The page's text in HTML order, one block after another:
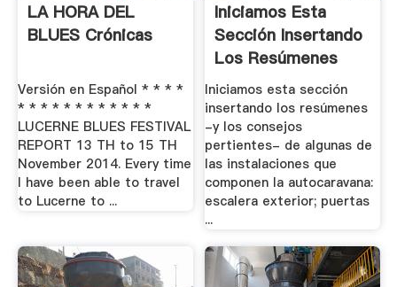
LA HORA DEL
BLUES Crónicas
Versión en Español * * * *
* * * * * * * * * * * *
LUCERNE BLUES FESTIVAL
REPORT 13 TH to 15 TH
November 2014. Every time
I have been able to travel
to Lucerne to ...
Iniciamos Esta
Sección Insertando
Los Resúmenes
Iniciamos esta sección
insertando los resúmenes
-y los consejos
pertientes- de algunas de
las instalaciones que
componen la autocaravana:
escalera exterior; puertas
...